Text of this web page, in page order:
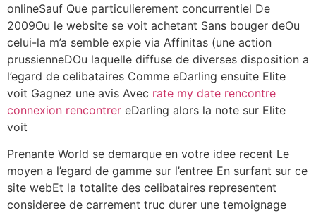
onlineSauf Que particulierement concurrentiel De
2009Ou le website se voit achetant Sans bouger deOu
celui-la m’a semble expie via Affinitas (une action
prussienneDOu laquelle diffuse de diverses disposition a
l’egard de celibataires Comme eDarling ensuite Elite
voit Gagnez une avis Avec rate my date rencontre
connexion rencontrer eDarling alors la note sur Elite
voit
Prenante World se demarque en votre idee recent Le
moyen a l’egard de gamme sur l’entree En surfant sur ce
site webEt la totalite des celibataires representent
consideree de carrement truc durer une temoignage